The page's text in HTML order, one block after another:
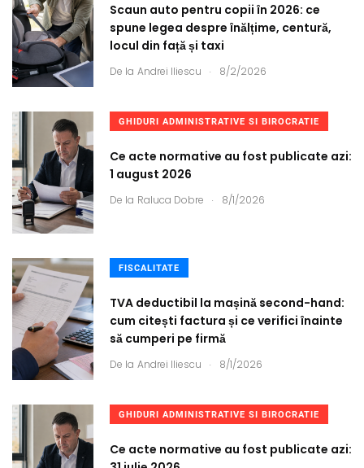
Scaun auto pentru copii în 2026: ce
spune legea despre înălțime, centură,
locul din față și taxi
De la Andrei Iliescu . 8/2/2026
GHIDURI ADMINISTRATIVE SI BIROCRATIE
Ce acte normative au fost publicate azi:
1 august 2026
De la Raluca Dobre . 8/1/2026
FISCALITATE
TVA deductibil la mașină second-hand:
cum citești factura și ce verifici înainte
să cumperi pe firmă
De la Andrei Iliescu . 8/1/2026
GHIDURI ADMINISTRATIVE SI BIROCRATIE
Ce acte normative au fost publicate azi: